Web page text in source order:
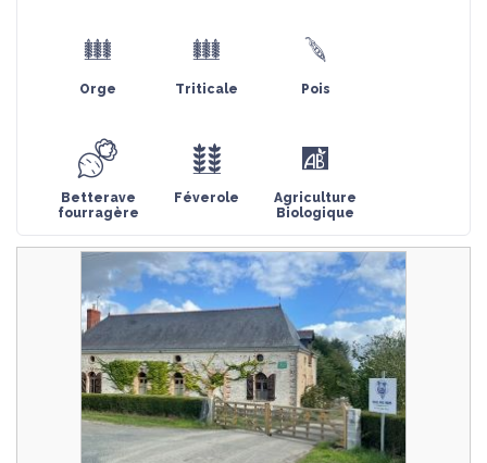
Orge Triticale Pois
Betterave
fourragère
Féverole
Agriculture
Biologique